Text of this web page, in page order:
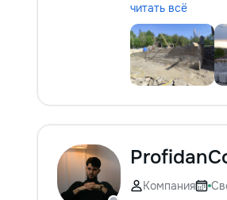
читать всё
Компания